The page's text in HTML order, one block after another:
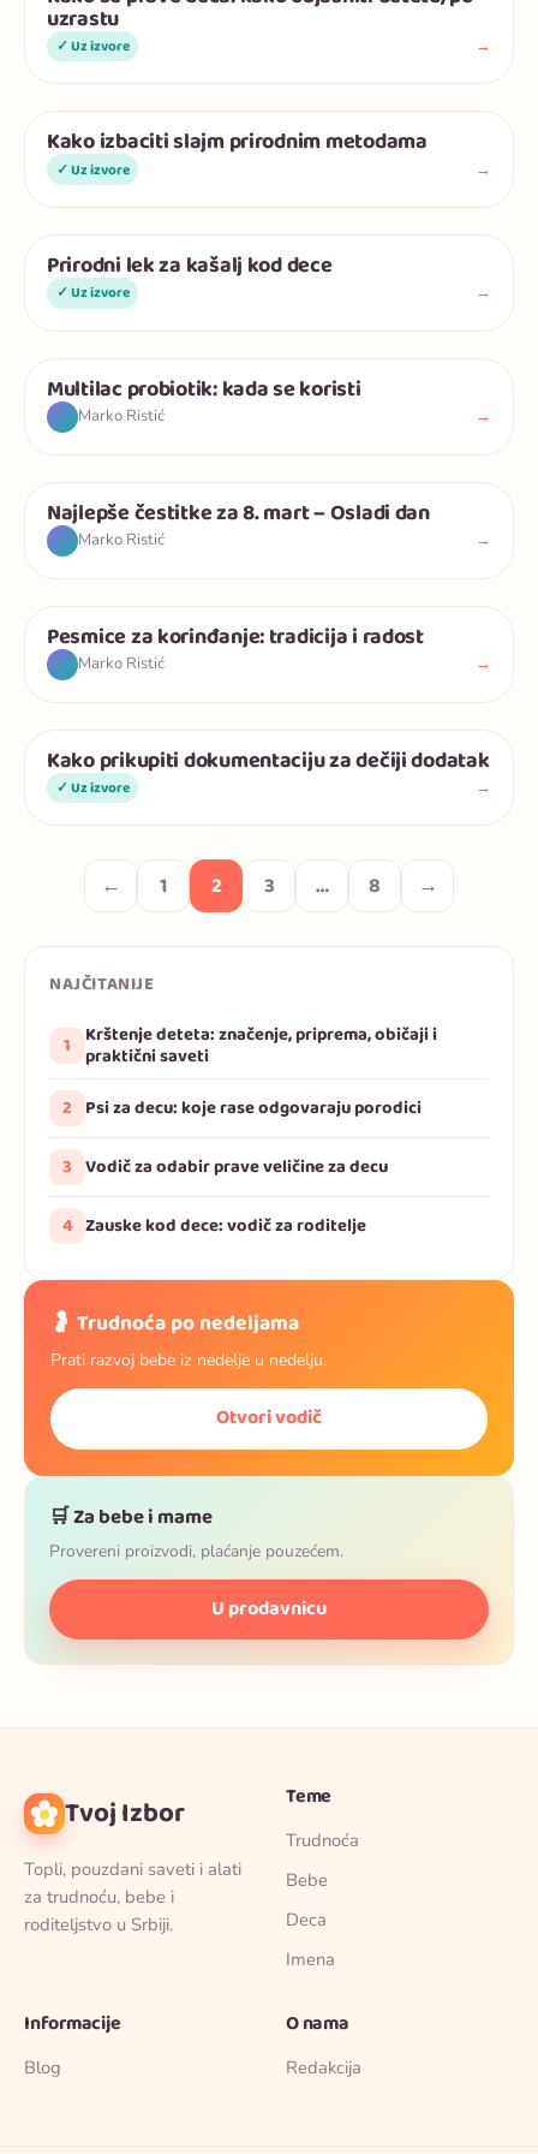
uzrastu
✓ Uz izvore →
Deca
Kako izbaciti slajm prirodnim metodama
✓ Uz izvore →
Deca
Prirodni lek za kašalj kod dece
✓ Uz izvore →
Deca
Multilac probiotik: kada se koristi
Marko Ristić →
Deca
Najlepše čestitke za 8. mart – Osladi dan
Marko Ristić →
Deca
Pesmice za korinđanje: tradicija i radost
Marko Ristić →
Deca
Kako prikupiti dokumentaciju za dečiji dodatak
✓ Uz izvore →
← 1 2 3 … 8 →
NAJČITANIJE
1 Krštenje deteta: značenje, priprema, običaji i
praktični saveti
2 Psi za decu: koje rase odgovaraju porodici
3 Vodič za odabir prave veličine za decu
4 Zauske kod dece: vodič za roditelje
🤰 Trudnoća po nedeljama
Prati razvoj bebe iz nedelje u nedelju.
Otvori vodič
🛒 Za bebe i mame
Provereni proizvodi, plaćanje pouzećem.
U prodavnicu
Tvoj Izbor
Topli, pouzdani saveti i alati
za trudnoću, bebe i
roditeljstvo u Srbiji.
Teme
Trudnoća
Bebe
Deca
Imena
Informacije
Blog
O nama
Redakcija